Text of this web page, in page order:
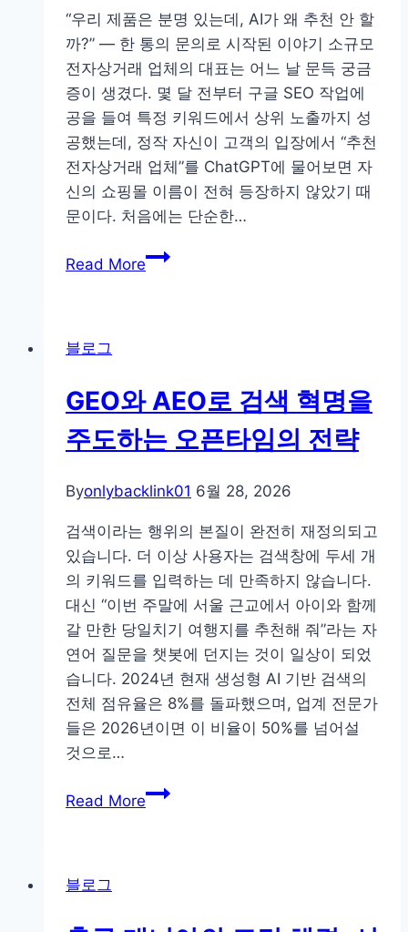
덤
리
더:
특
정
멤
버
등
장
도
의
시
계
상
관
관
계
“우리 제품은 분명 있는데, AI가 왜 추천 안 할
까?” — 한 통의 문의로 시작된 이야기 소규모
전자상거래 업체의 대표는 어느 날 문득 궁금
증이 생겼다. 몇 달 전부터 구글 SEO 작업에
공을 들여 특정 키워드에서 상위 노출까지 성
공했는데, 정작 자신이 고객의 입장에서 “추천
전자상거래 업체”를 ChatGPT에 물어보면 자
신의 쇼핑몰 이름이 전혀 등장하지 않았기 때
문이다. 처음에는 단순한…
Read MoreFAQ
는
데
ChatGPT
떴
다:
소
규
모
전
자
상
거
래
의
블로그
GEO와 AEO로 검색 혁명을
주도하는 오픈타임의 전략
Byonlybacklink01 6월 28, 2026
검색이라는 행위의 본질이 완전히 재정의되고
있습니다. 더 이상 사용자는 검색창에 두세 개
의 키워드를 입력하는 데 만족하지 않습니다.
대신 “이번 주말에 서울 근교에서 아이와 함께
갈 만한 당일치기 여행지를 추천해 줘”라는 자
연어 질문을 챗봇에 던지는 것이 일상이 되었
습니다. 2024년 현재 생성형 AI 기반 검색의
전체 점유율은 8%를 돌파했으며, 업계 전문가
들은 2026년이면 이 비율이 50%를 넘어설
것으로…
Read MoreGEO
블로그